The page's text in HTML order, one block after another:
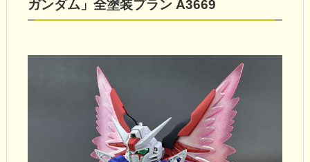
ガンダム」全塗装プラン A3669